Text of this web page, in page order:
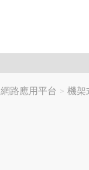
網路應用平台 > 機架